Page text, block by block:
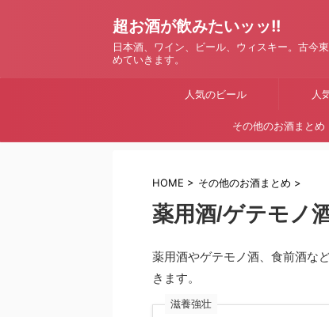
超お酒が飲みたいッッ!!
日本酒、ワイン、ビール、ウィスキー。古今
めていきます。
人気のビール 人
その他のお酒まとめ
HOME > その他のお酒まとめ >
薬用酒/ゲテモノ
薬用酒やゲテモノ酒、食前酒な
きます。
滋養強壮